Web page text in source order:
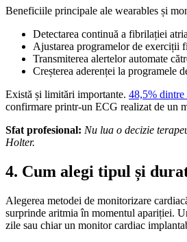
Beneficiile principale ale wearables și
Detectarea continuă a fibrilației
Ajustarea programelor de exerciții
Transmiterea alertelor automate
Creșterea aderenței la programele
Există și limitări importante. 48,5% dintre
confirmare printr-un ECG realizat de un
Sfat profesional: Nu lua o decizie
Holter.
4. Cum alegi tipul și
Alegerea metodei de monitorizare
surprinde aritmia în momentul apariției.
zile sau chiar un monitor cardiac